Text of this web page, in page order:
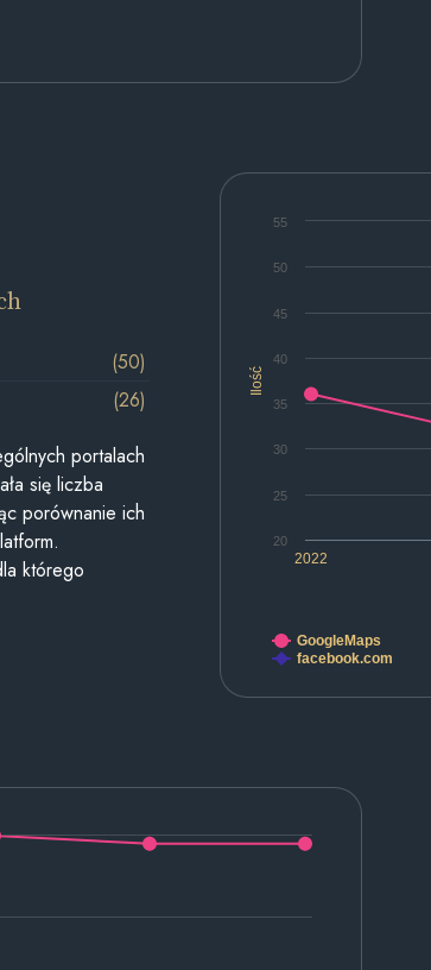
Ilość
2022
20
25
30
35
40
45
50
55
GoogleMaps
facebook.com
(50)
(26)
portalach
się liczba
porównanie ich
którego